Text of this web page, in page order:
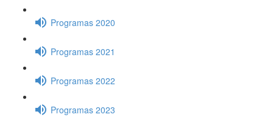
Programas 2020
Programas 2021
Programas 2022
Programas 2023